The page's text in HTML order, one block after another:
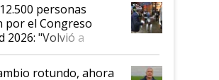
personas
por el Congreso
2026: "Volvió a
que hablar del
hablar de todo el
rotundo, ahora